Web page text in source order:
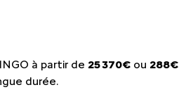
à partir de 25 370€ ou 288€
durée.